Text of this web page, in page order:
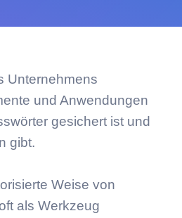
Unternehmens
und Anwendungen
gesichert ist und
gibt.
Weise von
als Werkzeug